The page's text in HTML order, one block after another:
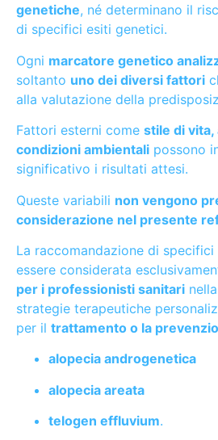
genetiche, né determinano il
di specifici esiti genetici.
Ogni marcatore genetico
soltanto uno dei diversi fattori
alla valutazione della
Fattori esterni come stile di vita,
condizioni ambientali possono
significativo i risultati attesi.
Queste variabili non vengono
considerazione nel presente
La raccomandazione di specifici
essere considerata
per i professionisti sanitari
strategie terapeutiche
per il trattamento o la
alopecia androgenetica
alopecia areata
telogen effluvium.